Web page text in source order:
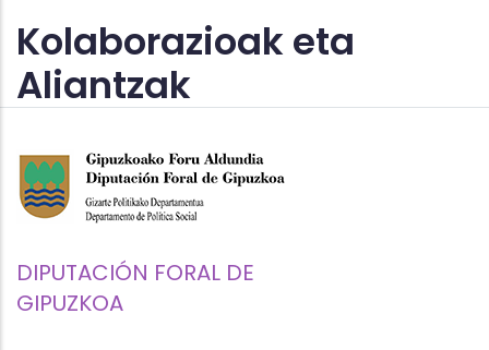
Kolaborazioak eta
Aliantzak
DIPUTACIÓN FORAL DE
GIPUZKOA